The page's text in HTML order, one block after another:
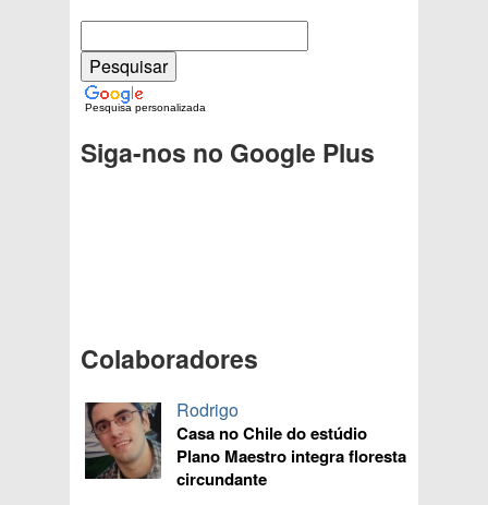
Pesquisa personalizada
Siga-nos no Google Plus
Colaboradores
Rodrigo
Casa no Chile do estúdio
Plano Maestro integra floresta
circundante